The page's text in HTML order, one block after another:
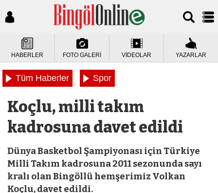
HABERLER FOTO GALERİ VİDEOLAR YAZARLAR
Tüm Haberler Spor
Koçlu, milli takım
kadrosuna davet edildi
Dünya Basketbol Şampiyonası için Türkiye
Milli Takım kadrosuna 2011 sezonunda sayı
kralı olan Bingöllü hemşerimiz Volkan
Koçlu, davet edildi.